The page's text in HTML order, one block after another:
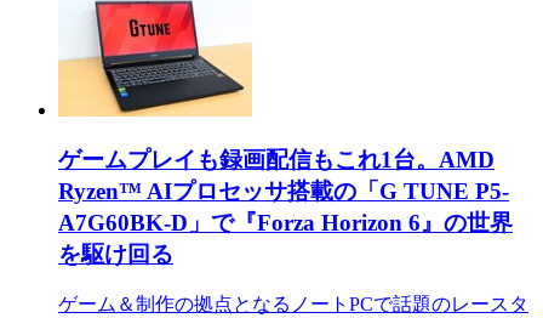
ゲームプレイも録画配信もこれ1台。AMD
Ryzen™ AIプロセッサ搭載の「G TUNE P5-
A7G60BK-D」で『Forza Horizon 6』の世界
を駆け回る
ゲーム＆制作の拠点となるノートPCで話題のレースタ